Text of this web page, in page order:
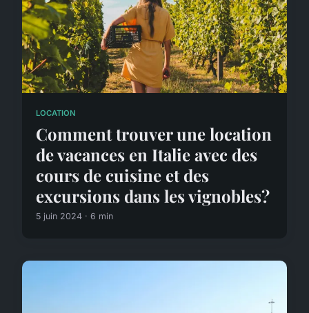
LOCATION
Comment trouver une location
de vacances en Italie avec des
cours de cuisine et des
excursions dans les vignobles?
5 juin 2024 · 6 min